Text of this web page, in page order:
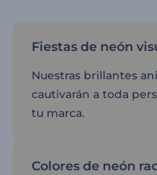
Fiestas de neón
Nuestras brillantes
cautivarán a toda
tu marca.
Colores de neón